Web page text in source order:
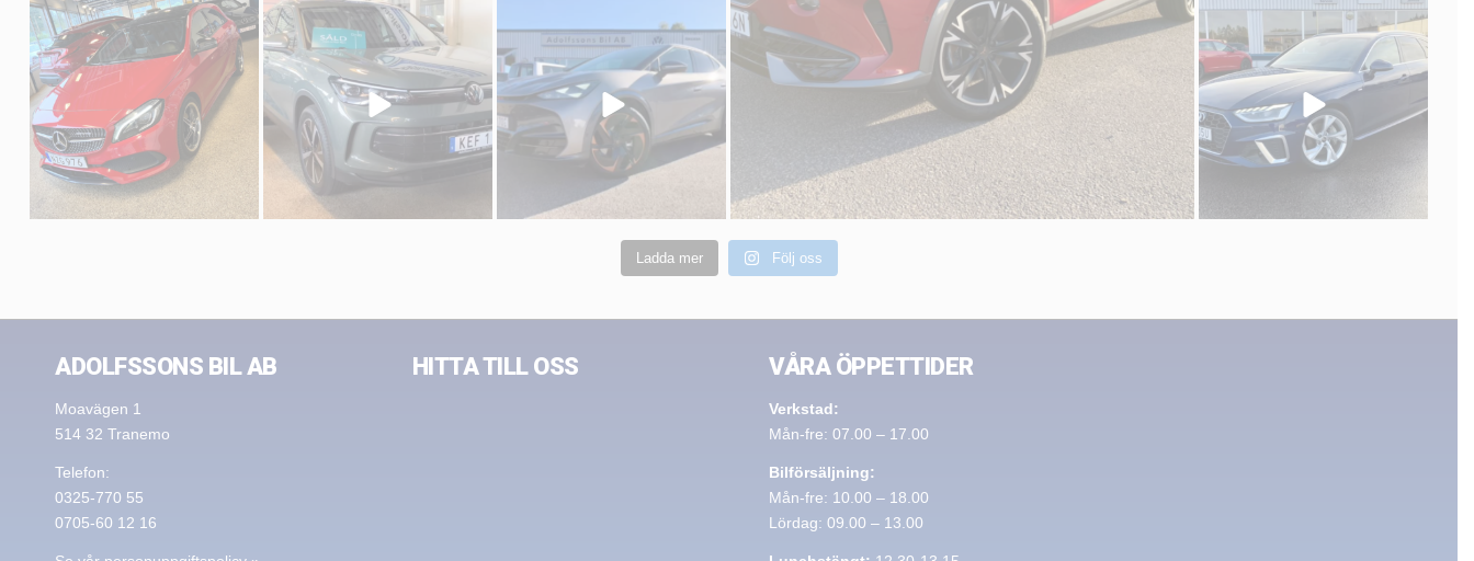
Feb 20
adolfssonsbil
Dec 2
adolfssonsbil
Okt 24
adolfssonsbil
Sep 24
Ladda mer Följ oss
ADOLFSSONS BIL AB
Moavägen 1
514 32 Tranemo
Telefon:
0325-770 55
0705-60 12 16
HITTA TILL OSS VÅRA ÖPPETTIDER
Verkstad:
Mån-fre: 07.00 – 17.00
Bilförsäljning:
Mån-fre: 10.00 – 18.00
Lördag: 09.00 – 13.00